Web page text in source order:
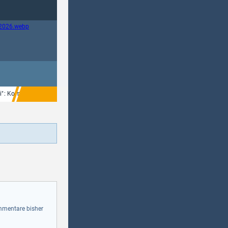
Komödie mit Spencer-Hill-Doppelgängern im Februar 2027 auf Blu-ray Disc –
bisher